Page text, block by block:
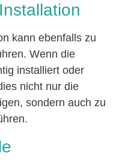
kann ebenfalls zu
Wenn die
installiert oder
nicht nur die
sondern auch zu